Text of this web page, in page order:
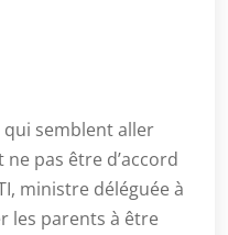
qui semblent aller
pas être d’accord
ministre déléguée à
les parents à être